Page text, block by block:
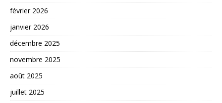
février 2026
janvier 2026
décembre 2025
novembre 2025
août 2025
juillet 2025